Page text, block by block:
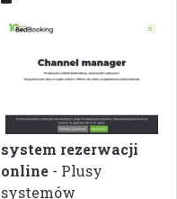
system rezerwacji
online - Plusy
systemów